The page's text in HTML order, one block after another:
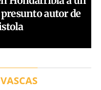
autor de